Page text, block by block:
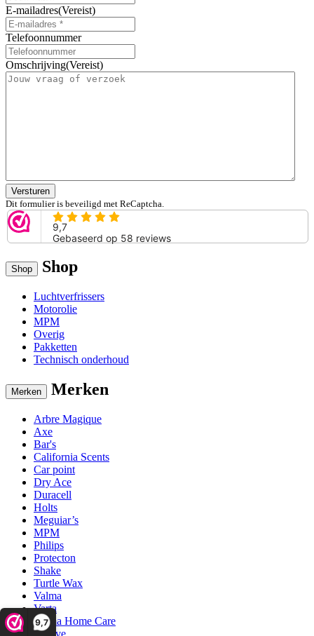
9,7
E-mailadres(Vereist)
Telefoonnummer
Omschrijving(Vereist)
Versturen
Dit formulier is beveiligd met ReCaptcha.
Shop Shop
Luchtverfrissers
Motorolie
MPM
Overig
Pakketten
Technisch onderhoud
Merken Merken
Arbre Magique
Axe
Bar's
California Scents
Car point
Dry Ace
Duracell
Holts
Meguiar’s
MPM
Philips
Protecton
Shake
Turtle Wax
Valma
Varta
Valma Home Care
Vinove